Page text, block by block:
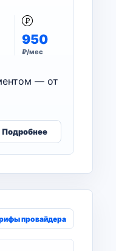
950
₽/мес
— от
Подробнее
провайдера